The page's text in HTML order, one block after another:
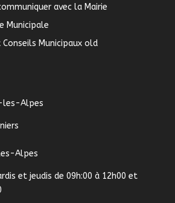
avec la Mairie
Municipale
Conseils Municipaux old
les-Alpes
Alpes
et jeudis de 09h:00 à 12h00 et